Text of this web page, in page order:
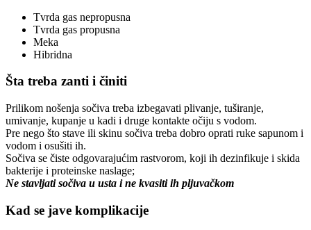
Tvrda gas nepropusna
Tvrda gas propusna
Meka
Hibridna
Šta treba zanti i činiti
Prilikom nošenja sočiva treba izbegavati plivanje, tuširanje,
umivanje, kupanje u kadi i druge kontakte očiju s vodom.
Pre nego što stave ili skinu sočiva treba dobro oprati ruke sapunom i
vodom i osušiti ih.
Sočiva se čiste odgovarajućim rastvorom, koji ih dezinfikuje i skida
bakterije i proteinske naslage;
Ne stavljati sočiva u usta i ne kvasiti ih pljuvačkom
Kad se jave komplikacije